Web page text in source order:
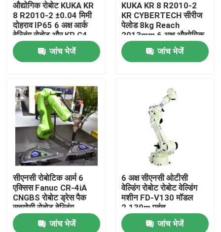
उत्पाद
वीडियो
हमारे बारे में
कारखाना भ्रमण
गुणवत्ता नियंत्रण
औद्योगिक रोबोट KUKA KR
8 R2010-2 ±0.04 मिमी
दोहराव IP65 6 अक्ष आर्क
वेल्डिंग रोबोट और KR C4
KR C5 KR C5-2 नियंत्रण
कैबिनेट
जांच भेजें
KUKA KR 8 R2010-2
KR CYBERTECH सीरीज
पेलोड 8kg Reach
2013mm 6 अक्ष औद्योगिक
रोबोट TBi RM2 रोबोट
वेल्डिंग टॉर्च जांच भेजें
सीएनसी रोबोटिक आर्म 6
एक्सिस Fanuc CR-4iA
CNGBS रोबोट ड्रेस पैक
सहयोगी रोबोट वेल्डिंग
जांच भेजें
6 अक्ष सीएनसी ओटीसी
वेल्डिंग रोबोट रोबोट वेल्डिंग
मशीन FD-V130 मॉडल
2.139m पहुंच
जांच भेजें